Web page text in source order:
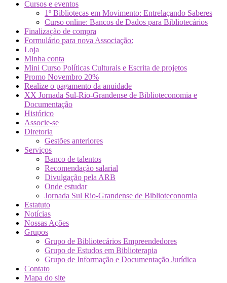
Cursos e eventos
1º Bibliotecas em Movimento: Entrelaçando Saberes
Curso online: Bancos de Dados para Bibliotecários
Finalização de compra
Formulário para nova Associação:
Loja
Minha conta
Mini Curso Políticas Culturais e Escrita de projetos
Promo Novembro 20%
Realize o pagamento da anuidade
XX Jornada Sul-Rio-Grandense de Biblioteconomia e
Documentação
Histórico
Associe-se
Diretoria
Gestões anteriores
Serviços
Banco de talentos
Recomendação salarial
Divulgação pela ARB
Onde estudar
Jornada Sul Rio-Grandense de Biblioteconomia
Estatuto
Notícias
Nossas Ações
Grupos
Grupo de Bibliotecários Empreendedores
Grupo de Estudos em Biblioterapia
Grupo de Informação e Documentação Jurídica
Contato
Mapa do site